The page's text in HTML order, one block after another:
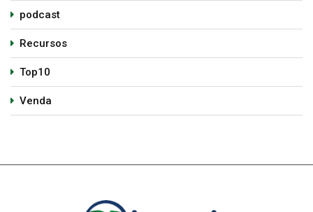
podcast
Recursos
Top10
Venda